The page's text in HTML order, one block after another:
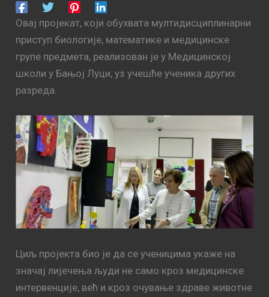
Овај пројекат, који обухвата мултидисциплинарни
приступ биологије, математике и медицинске
групе предмета, реализован је у Медицинској
школи у Бањој Луци, уз учешће ученика других
разреда.
Циљ пројекта био је да се ученицима укаже на
значај лијечења људи не само кроз медицинске
интервенције, већ и кроз очување здраве животне